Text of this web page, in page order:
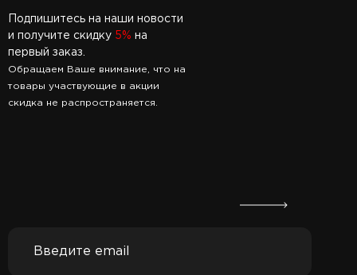
Подпишитесь на наши новости
и получите скидку 5% на
первый заказ.
Обращаем Ваше внимание, что на
товары участвующие в акции
скидка не распространяется.